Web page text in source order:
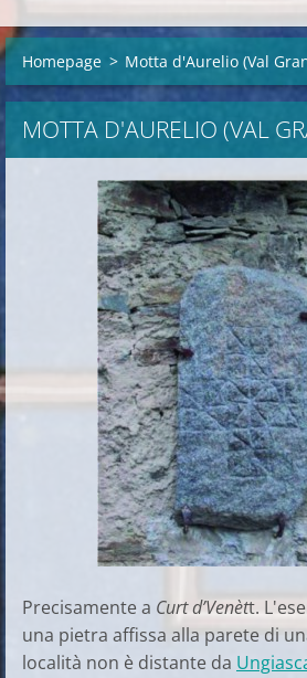
Homepage > Motta d'Aurelio (Val
MOTTA D'AURELIO (VAL
Precisamente a Curt d’Venètt.
una pietra affissa alla parete di
località non è distante da